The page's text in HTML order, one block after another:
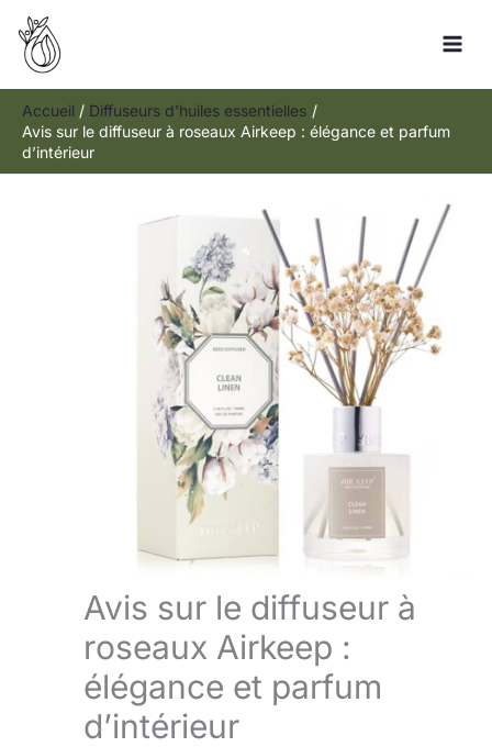
Aller
contenu
Accueil
Diffuseurs d'huiles essentielles
Avis sur le diffuseur à roseaux Airkeep : élégance et parfum
d’intérieur
Avis sur le diffuseur à
roseaux Airkeep :
élégance et parfum
d’intérieur
Rechercher